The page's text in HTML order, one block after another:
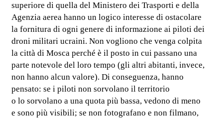
superiore di quella del Ministero dei Trasporti e della
Agenzia aerea hanno un logico interesse di ostacolare
la fornitura di ogni genere di informazione ai piloti dei
droni militari ucraini. Non vogliono che venga colpita
la città di Mosca perché è il posto in cui passano una
parte notevole del loro tempo (gli altri abitanti, invece,
non hanno alcun valore). Di conseguenza, hanno
pensato: se i piloti non sorvolano il territorio
o lo sorvolano a una quota più bassa, vedono di meno
e sono più visibili; se non fotografano e non filmano,